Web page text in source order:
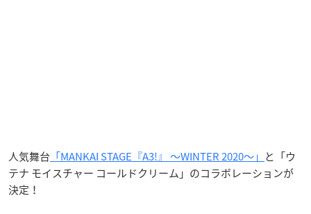
人気舞台 「MANKAI STAGE『A3!』 ～WINTER 2020～」 と「ウ
テナ モイスチャー コールドクリーム」のコラボレーションが
決定！